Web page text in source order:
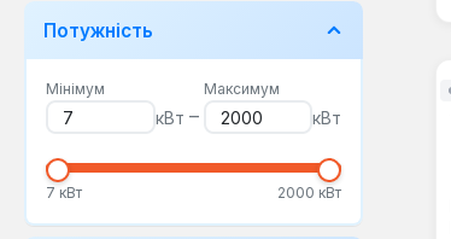
Потужність
Мінімум
кВт –
Максимум
кВт
7 кВт 2000 кВт